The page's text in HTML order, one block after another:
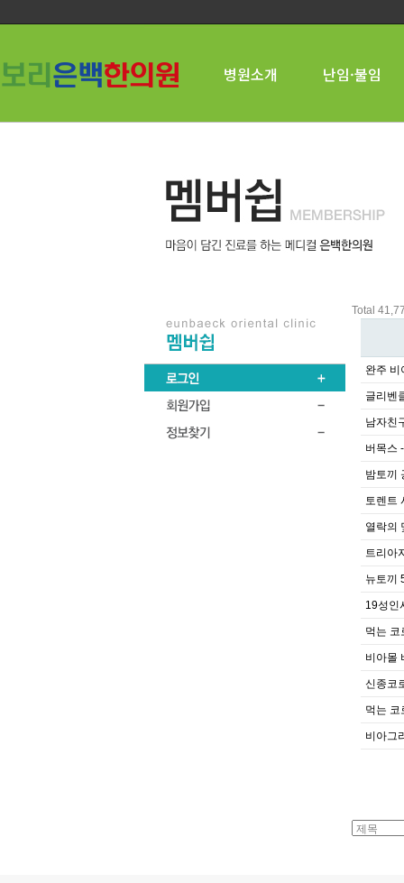
병원소개 난임·불임
Total
완주
글리벤
남자친
버목스
밤토끼
토렌트
열락의
트리아
뉴토끼
19성인
먹는
비아몰
신종코
먹는
비아그